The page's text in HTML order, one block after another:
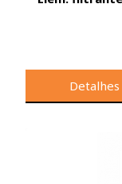
Detalhes